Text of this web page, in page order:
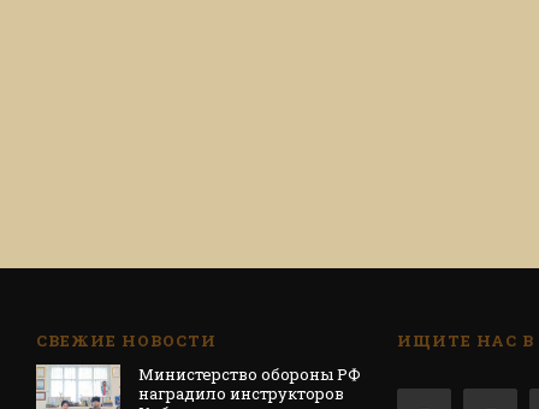
СВЕЖИЕ НОВОСТИ
Министерство обороны РФ
наградило инструкторов
ИЩИТЕ НАС В